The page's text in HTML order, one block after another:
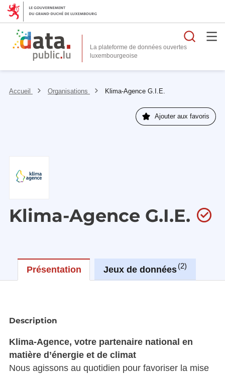
La plateforme de données ouvertes
Accueil Organisations Klima-Agence G.I.E.
Ajouter aux favoris
Klima-Agence G.I.E.
Présentation Jeux de données 2
Description
Klima-Agence, votre partenaire national en
matière d’énergie et de climat
Nous agissons au quotidien pour favoriser la mise